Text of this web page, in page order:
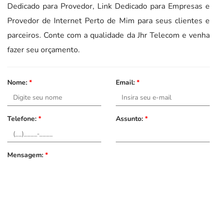
Dedicado para Provedor, Link Dedicado para Empresas e
Provedor de Internet Perto de Mim para seus clientes e
parceiros. Conte com a qualidade da Jhr Telecom e venha
fazer seu orçamento.
Nome: * Email: *
Telefone: * Assunto: *
Mensagem: *